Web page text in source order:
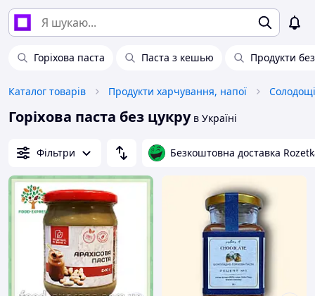
Горіхова паста Паста з кешью Продукти
Каталог товарів Продукти харчування, напої Солодощі
Горіхова паста без цукрув Україні
Фільтри Безкоштовна доставка